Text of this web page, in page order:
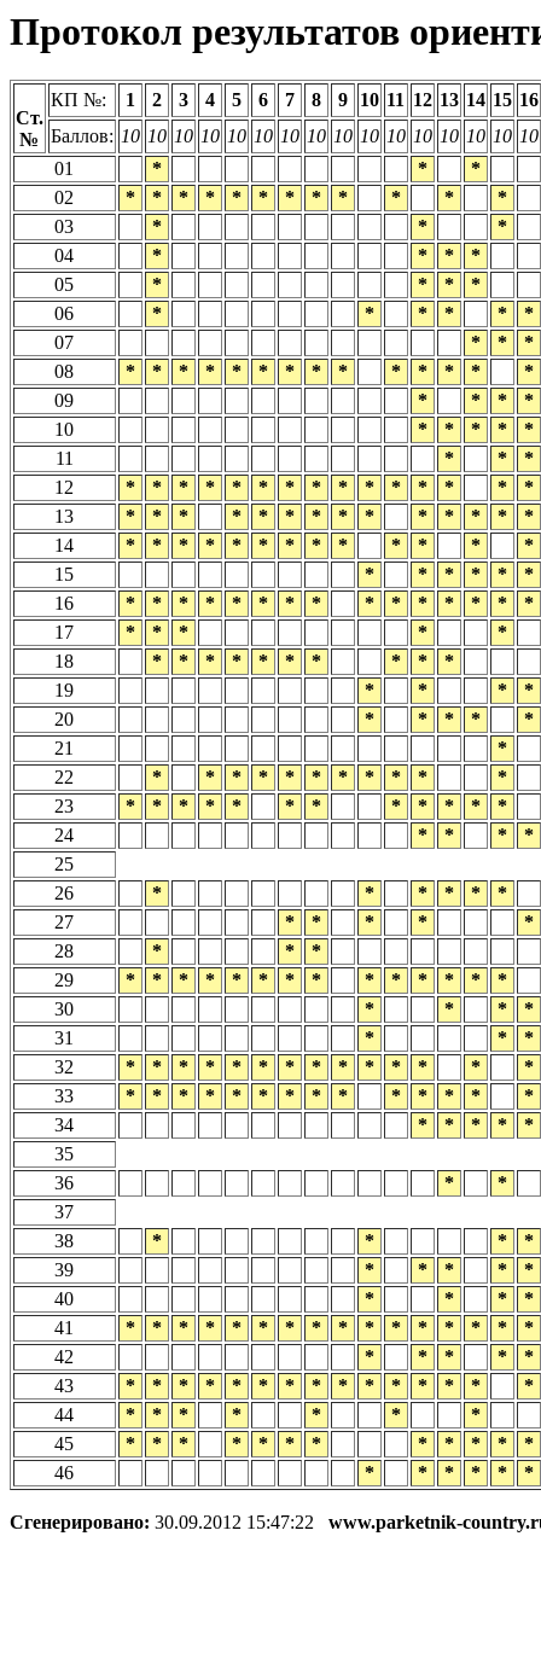
Протокол результатов
Ст.
№
КП №: 1 2 3 4 5 6 7 8 9 10 11 12 13 14 15 16
Баллов: 10 10 10 10 10 10 10 10 10 10 10 10 10 10 10 10
01
* *
*
02
* * * * * * * * * * *
*
03
* *
*
04
* * *
*
05
* * *
*
06
* * * * *
*
07
* *
*
08
* * * * * * * * * * * * *
*
09
* * *
*
10
* * * *
*
11
* *
*
12
* * * * * * * * * * * * * *
*
13
* * * * * * * * * * * * *
*
14
* * * * * * * * * * * *
*
15
* * * * *
*
16
* * * * * * * * * * * * * *
*
17
* * * *
*
18
* * * * * * * * *
*
19
* * *
*
20
* * * *
*
21
*
22
* * * * * * * * * *
*
23
* * * * * * * * * * *
*
24
* * *
*
25
26
* * * * *
*
27
* * * *
*
28
* *
*
29
* * * * * * * * * * * * *
*
30
* * *
*
31
* *
*
32
* * * * * * * * * * * * *
*
33
* * * * * * * * * * * * *
*
34
* * * *
*
35
36
*
*
37
38
* * *
*
39
* * * *
*
40
* * *
*
41
* * * * * * * * * * * * * * *
*
42
* * * *
*
43
* * * * * * * * * * * * * *
*
44
* * * * * *
*
45
* * * * * * * * * * *
*
46
* * * * * *
Сгенерировано: 30.09.2012 15:47:22 www.parketnik-